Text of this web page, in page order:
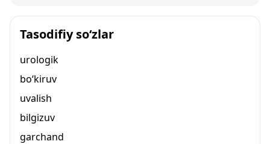
Tasodifiy so‘zlar
urologik
bo‘kiruv
uvalish
bilgizuv
garchand